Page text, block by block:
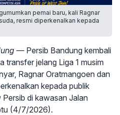
pemai baru, kali Ragnar
resmi diperkenalkan kepada
— Persib Bandung kembali
transfer jelang Liga 1 musim
Ragnar Oratmangoen dan
kepada publik
di kawasan Jalan
(4/7/2026).